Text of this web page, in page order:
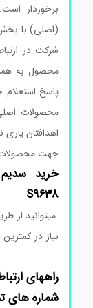
برخوردار
(اصلی) با بخش
شرکت در ارتباط
محصول به همراه
پاسخ استعلام
محصولات اصلی
اهدافتان یاری
جهت محصولات
خرید سدیم
S9638
میتوانید از
نیاز در کمترین
راههای ارتباطی
شماره های